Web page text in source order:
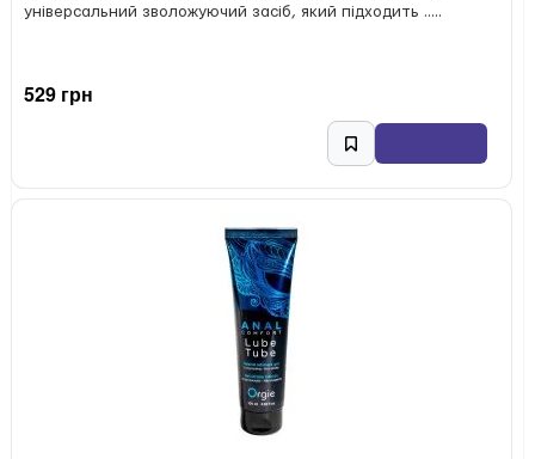
універсальний зволожуючий засіб, який підходить .....
529 грн